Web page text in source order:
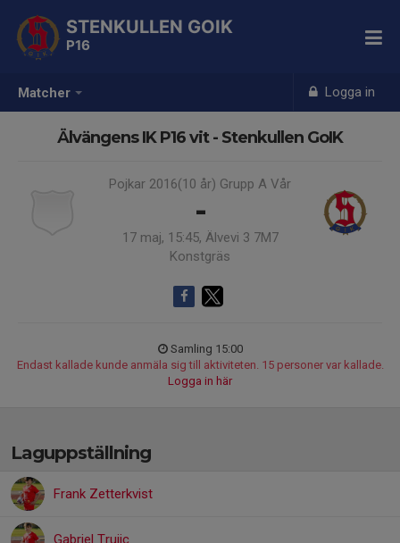
Matcher Logga in
STENKULLEN GOIK
P16
Älvängens IK P16 vit - Stenkullen GoIK
Pojkar 2016(10 år) Grupp A Vår
-
17 maj, 15:45, Älvevi 3 7M7
Konstgräs
Samling 15:00
Endast kallade kunde anmäla sig till aktiviteten. 15 personer var kallade.
Logga in här
Laguppställning
Frank Zetterkvist
Gabriel Trujic